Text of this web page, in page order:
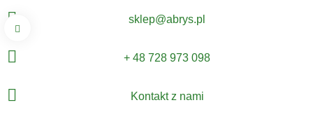
sklep@abrys.pl
+ 48 728 973 098
Kontakt z nami